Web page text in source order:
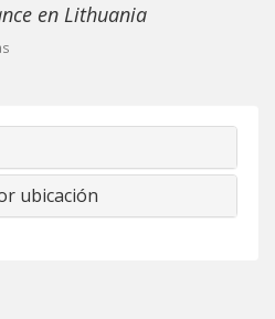
en Lithuania
ubicación